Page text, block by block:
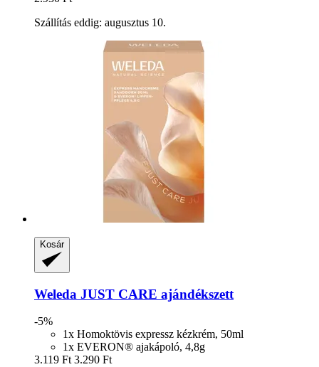
Szállítás eddig: augusztus 10.
Kosár
Weleda JUST CARE ajándékszett
-5%
1x Homoktövis expressz kézkrém, 50ml
1x EVERON® ajakápoló, 4,8g
3.119 Ft 3.290 Ft